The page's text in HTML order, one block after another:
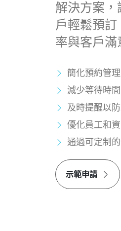
解決方案，
戶輕鬆預
率與客戶滿
簡化預約管
減少等待時
及時提醒以
優化員工和
通過可定制
示範申請